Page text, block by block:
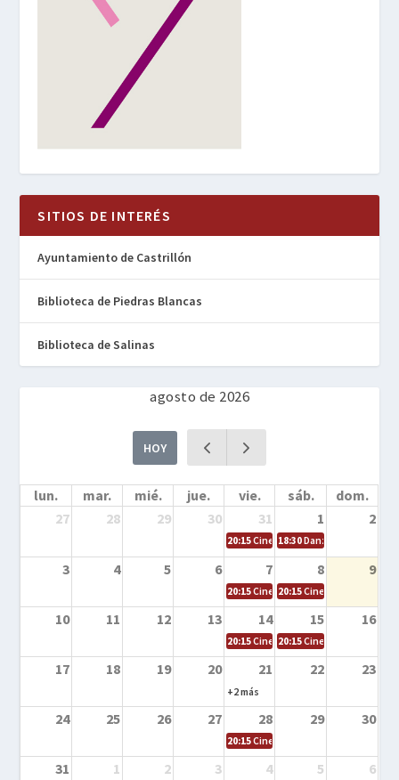
SITIOS DE INTERÉS
Ayuntamiento de Castrillón
Biblioteca de Piedras Blancas
Biblioteca de Salinas
agosto de 2026
HOY
lun. mar. mié. jue. vie. sáb.
dom.
27
28 29 30 31 1 2
20:15Cine en la calle – Cómo
18:30Danza – Cita en el
3 4 5 6 7 8 9
20:15Cine en la calle – El niño y la
20:15Cine en la calle –
10 11 12 13 14 15 16
20:15Cine en la calle – Tortugas
20:15Cine en la calle –
17 18 19 20 21 22 23
+2 más
24 25 26 27 28 29 30
20:15Cine en el calle – Tintín y el
31 1 2 3 4 5 6